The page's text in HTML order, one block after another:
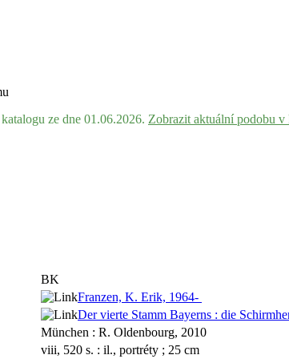
ze dne 01.06.2026. Zobrazit aktuální podobu v
BK
Franzen, K. Erik, 1964-
Der vierte Stamm Bayerns : die
München : R. Oldenbourg, 2010
viii, 520 s. : il., portréty ; 25 cm